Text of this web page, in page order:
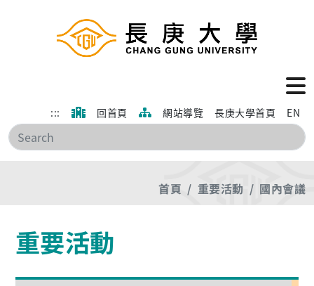
::: 回首頁 網站導覽 長庚大學首頁 EN
搜
首頁 重要活動 國內會議
重要活動